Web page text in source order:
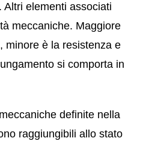
elementi associati
meccaniche. Maggiore
minore è la resistenza e
si comporta in
definite nella
raggiungibili allo stato